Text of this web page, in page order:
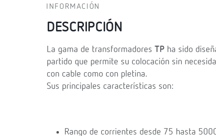
INFORMACIÓN
DESCRIPCIÓN
La gama de transformadores TP ha sido
partido que permite su colocación sin
con cable como con pletina.
Sus principales características son:
Rango de corrientes desde 75 hasta